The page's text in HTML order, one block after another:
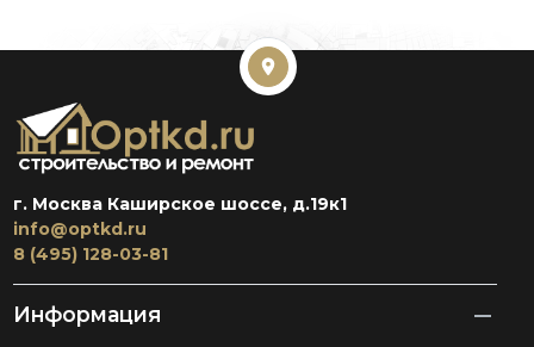
г. Москва Каширское шоссе, д.19к1
info@optkd.ru
8 (495) 128-03-81
Информация